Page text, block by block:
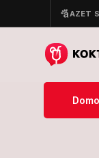
pátranie v